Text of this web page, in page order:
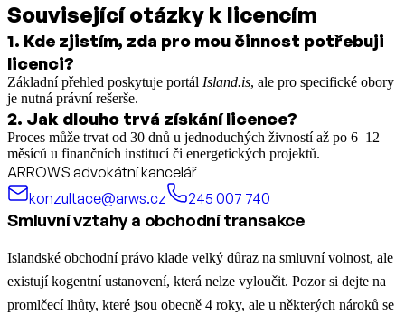
Související otázky k licencím
1. Kde zjistím, zda pro mou činnost potřebuji
licenci?
Základní přehled poskytuje portál Island.is, ale pro specifické obory
je nutná právní rešerše.
2. Jak dlouho trvá získání licence?
Proces může trvat od 30 dnů u jednoduchých živností až po 6–12
měsíců u finančních institucí či energetických projektů.
ARROWS advokátní kancelář
konzultace@arws.cz
245 007 740
Smluvní vztahy a obchodní transakce
Islandské obchodní právo klade velký důraz na smluvní volnost, ale
existují kogentní ustanovení, která nelze vyloučit. Pozor si dejte na
promlčecí lhůty, které jsou obecně 4 roky, ale u některých nároků se